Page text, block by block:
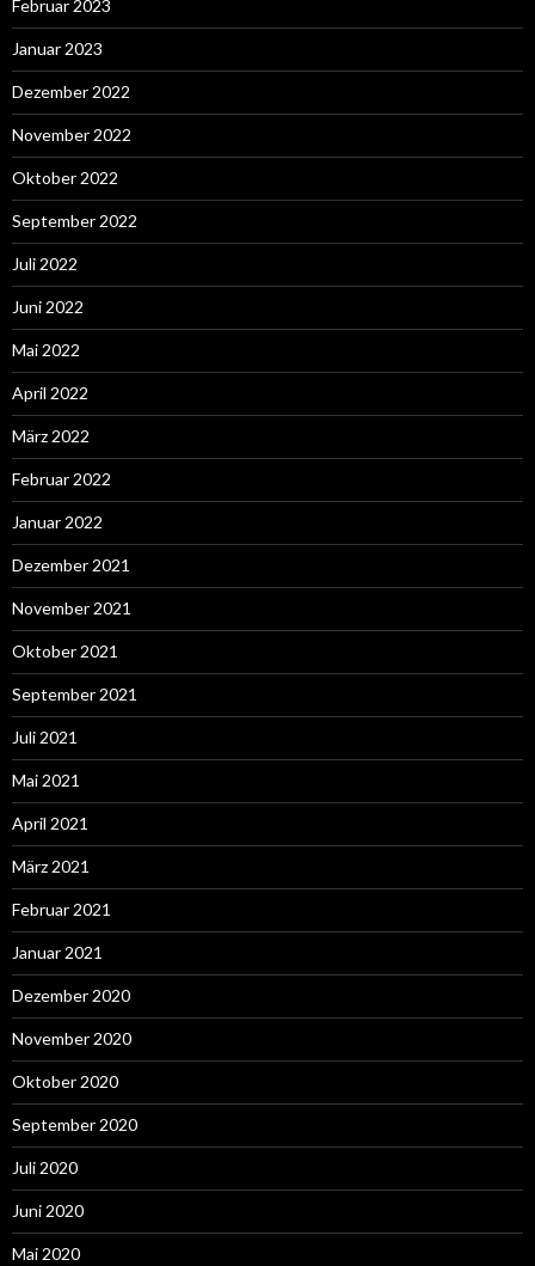
Februar 2023
Januar 2023
Dezember 2022
November 2022
Oktober 2022
September 2022
Juli 2022
Juni 2022
Mai 2022
April 2022
März 2022
Februar 2022
Januar 2022
Dezember 2021
November 2021
Oktober 2021
September 2021
Juli 2021
Mai 2021
April 2021
März 2021
Februar 2021
Januar 2021
Dezember 2020
November 2020
Oktober 2020
September 2020
Juli 2020
Juni 2020
Mai 2020